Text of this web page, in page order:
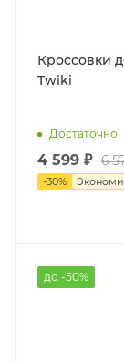
Кроссовки
Twiki
Достаточно
4 599 ₽ 6
-30%
до -50%